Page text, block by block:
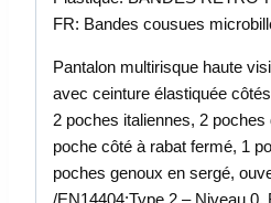
FR: Bandes cousues
Pantalon multirisque haute
avec ceinture élastiquée
2 poches italiennes, 2
poche côté à rabat fermé, 1
poches genoux en sergé,
/EN14404:Type 2 – Niveau 0.